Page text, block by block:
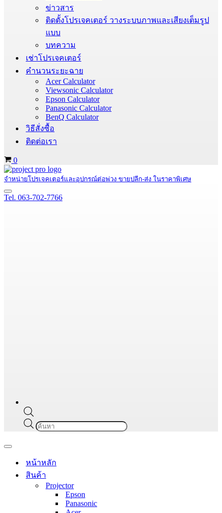
ข่าวสาร
ติดตั้งโปรเจคเตอร์ วางระบบภาพและเสียงเต็มรูป
แบบ
บทความ
เช่าโปรเจคเตอร์
คำนวนระยะฉาย
Acer Calculator
Viewsonic Calculator
Epson Calculator
Panasonic Calculator
BenQ Calculator
วิธีสั่งซื้อ
ติดต่อเรา
Cart
0
จำหน่ายโปรเจคเตอร์และอุปกรณ์ต่อพ่วง ขายปลีก-ส่ง ในราคาพิเศษ
Navigation
Menu
Tel. 063-702-7766
Products
search
Navigation
หน้าหลัก
สินค้า
Projector
Epson
Panasonic